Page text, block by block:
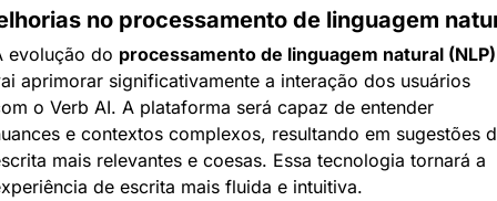
no processamento de linguagem
evolução do processamento de linguagem natural (NLP)
aprimorar significativamente a interação dos usuários
o Verb AI. A plataforma será capaz de entender
e contextos complexos, resultando em sugestões
mais relevantes e coesas. Essa tecnologia tornará a
de escrita mais fluida e intuitiva.